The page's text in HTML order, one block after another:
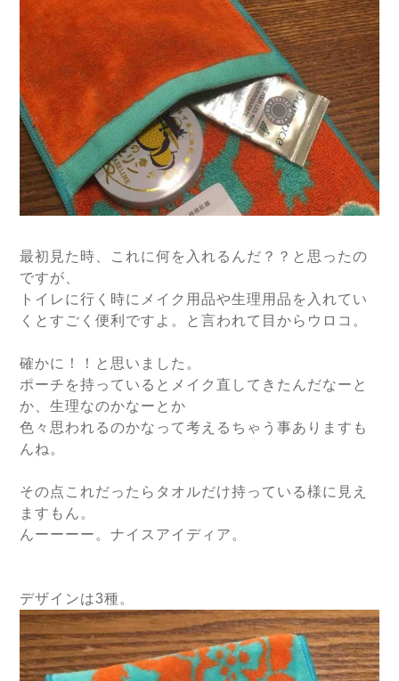
最初見た時、これに何を入れるんだ？？と思ったの
ですが、
トイレに行く時にメイク用品や生理用品を入れてい
くとすごく便利ですよ。と言われて目からウロコ。
確かに！！と思いました。
ポーチを持っているとメイク直してきたんだなーと
か、生理なのかなーとか
色々思われるのかなって考えるちゃう事ありますも
んね。
その点これだったらタオルだけ持っている様に見え
ますもん。
んーーーー。ナイスアイディア。
デザインは3種。